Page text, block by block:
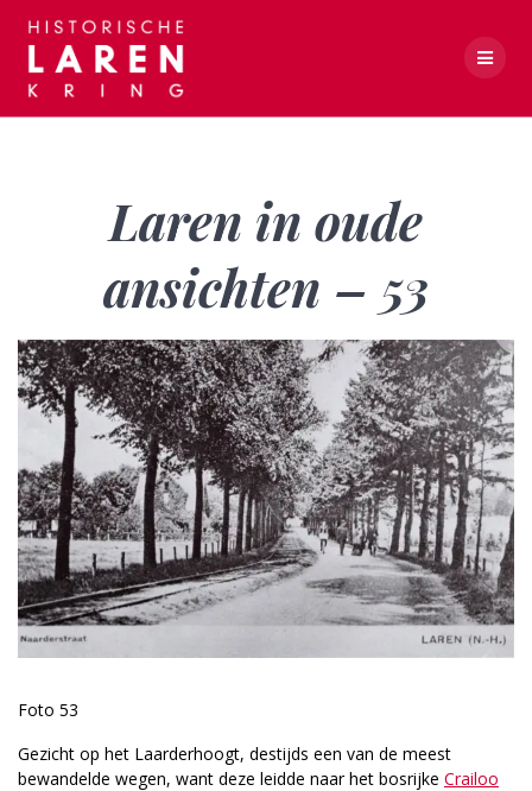
Laren in oude
ansichten – 53
Foto 53
Gezicht op het Laarderhoogt, destijds een van de meest
bewandelde wegen, want deze leidde naar het bosrijke Crailoo